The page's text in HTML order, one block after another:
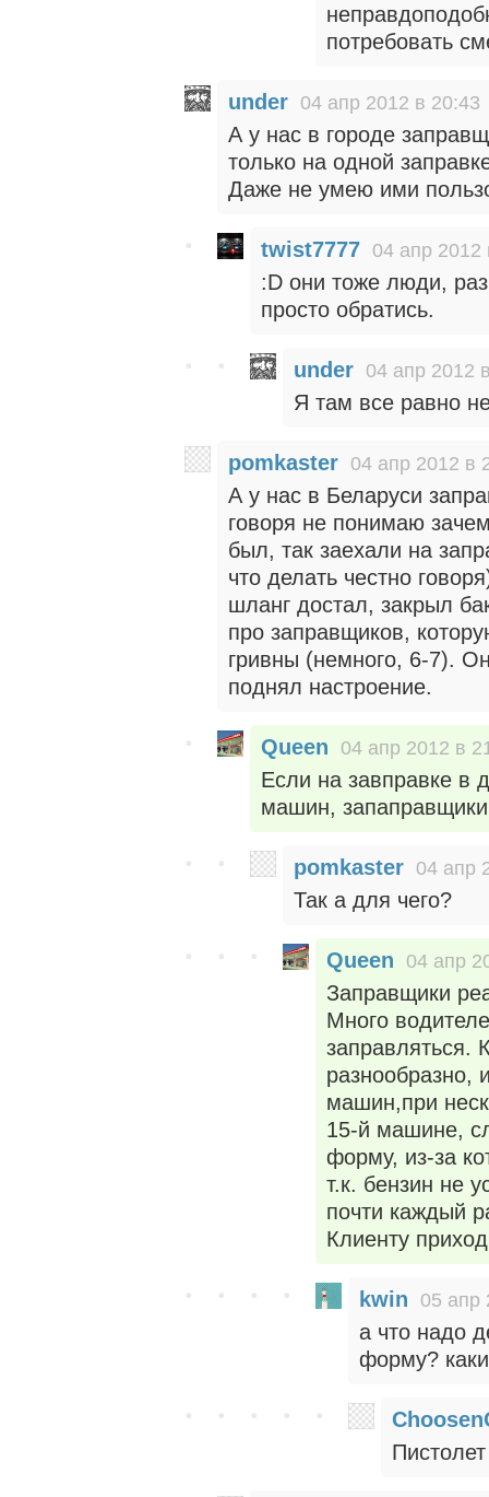
потребовать
under 04 апр 2012 в 20:43
А у нас в городе
только на одной
Даже не умею ими
twist7777 04 апр 2012
:D они тоже люди,
просто обратись.
under 04 апр 2012
Я там все равно
pomkaster 04 апр 2012 в
А у нас в Беларуси
говоря не понимаю
был, так заехали на
что делать честно
шланг достал, закрыл
про заправщиков,
гривны (немного, 6-7).
поднял настроение.
Queen 04 апр 2012 в
Если на завправке в
машин,
pomkaster 04 апр
Так а для чего?
Queen 04 апр
Заправщики
Много
заправляться.
разнообразно,
машин,при
15-й машине,
форму, из-за
т.к. бензин не
почти каждый
Клиенту
kwin 05 апр
а что надо
форму?